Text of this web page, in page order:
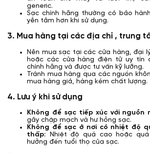
generic.
Sạc chính hãng thường có bảo
yên tâm hơn khi sử dụng.
3. Mua hàng tại các địa chỉ , trung
Nên mua sạc tại các cửa hàng, đại
hoặc các cửa hàng điện tử uy tín
chính hãng và được tư vấn kỹ lưỡng.
Tránh mua hàng qua các nguồn
mua hàng giả, hàng kém chất lượng.
4. Lưu ý khi sử dụng
Không để sạc tiếp xúc với nguồn
gây chập mạch và hư hỏng sạc.
Không để sạc ở nơi có nhiệt độ
thấp: Nhiệt độ quá cao hoặc
hưởng đến tuổi thọ của sạc.